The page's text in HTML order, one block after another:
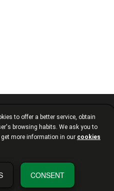
de privacitat
to offer a better service, obtain
browsing habits. We ask you to
more information in our cookies
CONSENT